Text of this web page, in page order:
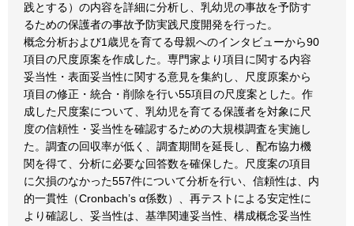
践とする）の内容を詳細に分析し、乳幼児の事故を予防す
るための保護者の事故予防実践尺度開発を行った。
概念分析および1歳児を育てる母親へのインタビューから90
項目の尺度原案を作成した。専門家より項目に関する内容
妥当性・表面妥当性に関する意見を集約し、尺度原案から
項目の修正・統合・削除を行い55項目の尺度案とした。作
成した尺度案について、乳幼児を育てる保護者を対象に尺
度の信頼性・妥当性を確認するための大規模調査を実施し
た。調査の回収率が低く、調査期間を延長し、配布協力機
関を得て、分析に必要な回答数を確保した。尺度案の項目
に欠損のなかった557件について分析を行い、信頼性は、内
的一貫性（Cronbach’s α係数）、再テストによる安定性に
より確認し、妥当性は、基準関連妥当性、構成概念妥当性